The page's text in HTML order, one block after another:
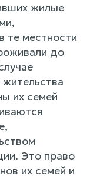
жилые
те местности
до
их семей
Это право
их семей и